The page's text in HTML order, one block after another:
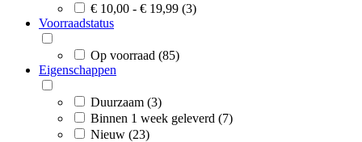
€ 10,00 - € 19,99 (3)
Voorraadstatus
Op voorraad (85)
Eigenschappen
Duurzaam (3)
Binnen 1 week geleverd (7)
Nieuw (23)